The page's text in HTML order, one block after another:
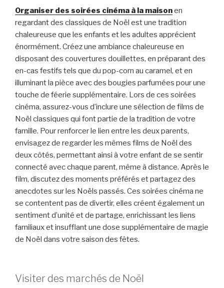
Organiser des soirées cinéma à la maisonen
regardant des classiques de Noël est une tradition
chaleureuse que les enfants et les adultes apprécient
énormément. Créez une ambiance chaleureuse en
disposant des couvertures douillettes, en préparant des
en-cas festifs tels que du pop-corn au caramel, et en
illuminant la pièce avec des bougies parfumées pour une
touche de féerie supplémentaire. Lors de ces soirées
cinéma, assurez-vous d’inclure une sélection de films de
Noël classiques qui font partie de la tradition de votre
famille. Pour renforcer le lien entre les deux parents,
envisagez de regarder les mêmes films de Noël des
deux côtés, permettant ainsi à votre enfant de se sentir
connecté avec chaque parent, même à distance. Après le
film, discutez des moments préférés et partagez des
anecdotes sur les Noëls passés. Ces soirées cinéma ne
se contentent pas de divertir, elles créent également un
sentiment d’unité et de partage, enrichissant les liens
familiaux et insufflant une dose supplémentaire de magie
de Noël dans votre saison des fêtes.
Visiter des marchés de Noël